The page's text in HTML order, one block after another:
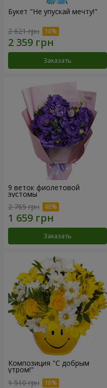
Букет "Не упускай мечту!"
2 621 грн
Заказать
9 веток фиолетовой
эустомы
2 765 грн
Заказать
Композиция "С добрым
утром!"
1 510 грн